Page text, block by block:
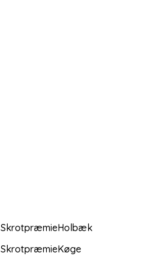
SkrotpræmieHolbæk
SkrotpræmieKøge